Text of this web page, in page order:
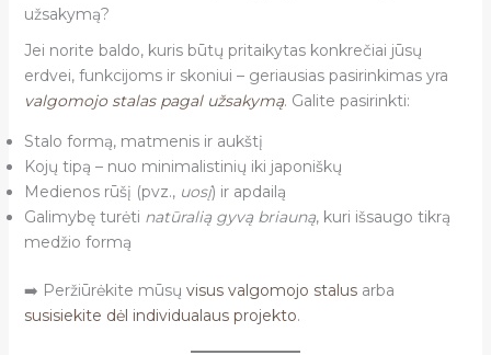
užsakymą?
Jei norite baldo, kuris būtų pritaikytas konkrečiai jūsų
erdvei, funkcijoms ir skoniui – geriausias pasirinkimas yra
valgomojo stalas pagal užsakymą. Galite pasirinkti:
Stalo formą, matmenis ir aukštį
Kojų tipą – nuo minimalistinių iki japoniškų
Medienos rūšį (pvz., uosį) ir apdailą
Galimybę turėti natūralią gyvą briauną, kuri išsaugo tikrą
medžio formą
➡️ Peržiūrėkite mūsų visus valgomojo stalusarba
susisiekite dėl individualaus projekto.